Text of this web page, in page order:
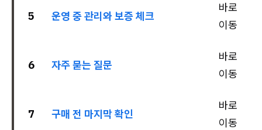
5 운영 중 관리와 보증 체크
바로
이동
6 자주 묻는 질문
바로
이동
7 구매 전 마지막 확인
바로
이동